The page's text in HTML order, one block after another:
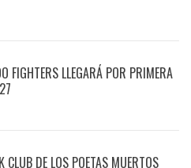
FIGHTERS LLEGARÁ POR PRIMERA
CLUB DE LOS POETAS MUERTOS